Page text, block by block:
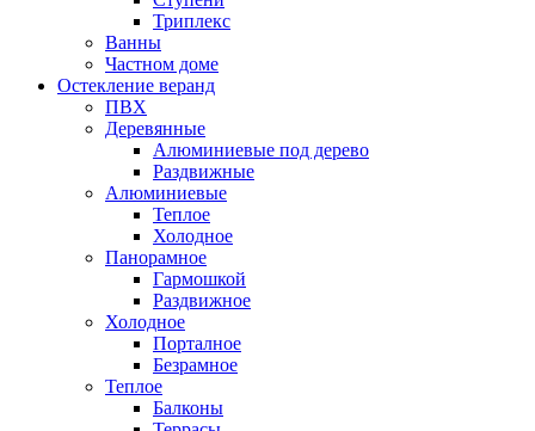
Триплекс
Ванны
Частном доме
Остекление веранд
ПВХ
Деревянные
Алюминиевые под дерево
Раздвижные
Алюминиевые
Теплое
Холодное
Панорамное
Гармошкой
Раздвижное
Холодное
Порталное
Безрамное
Теплое
Балконы